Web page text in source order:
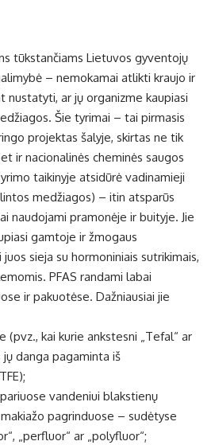
tūkstančiams Lietuvos gyventojų
– nemokamai atlikti kraujo ir
nustatyti, ar jų organizme kaupiasi
Šie tyrimai – tai pirmasis
projektas šalyje, skirtas ne tik
ir nacionalinės cheminės saugos
taikinyje atsidūrė vadinamieji
medžiagos) – itin atsparūs
naudojami pramonėje ir buityje. Jie
gamtoje ir žmogaus
sieja su hormoniniais sutrikimais,
PFAS randami labai
ir pakuotėse. Dažniausiai jie
(pvz., kai kurie ankstesni „Tefal“ ar
jų danga pagaminta iš
vandeniui blakstienų
pagrinduose – sudėtyse
„perfluor“ ar „polyfluor“;